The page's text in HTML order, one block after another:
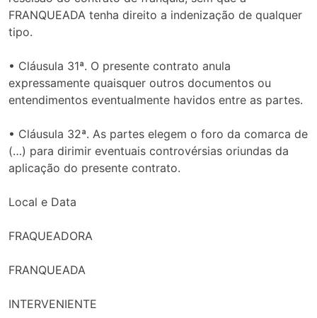
FRANQUEADA tenha direito a indenização de qualquer
tipo.
• Cláusula 31ª. O presente contrato anula
expressamente quaisquer outros documentos ou
entendimentos eventualmente havidos entre as partes.
• Cláusula 32ª. As partes elegem o foro da comarca de
(…) para dirimir eventuais controvérsias oriundas da
aplicação do presente contrato.
Local e Data
FRAQUEADORA
FRANQUEADA
INTERVENIENTE